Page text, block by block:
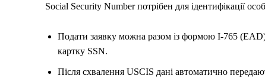
Social Security Number потрібен для ідентифікації
Подати заявку можна разом із формою I-765
картку SSN.
Після схвалення USCIS дані автоматично